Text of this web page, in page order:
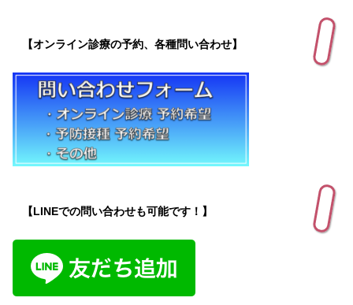
【オンライン診療の予約、各種問い合わせ】
【LINEでの問い合わせも可能です！】